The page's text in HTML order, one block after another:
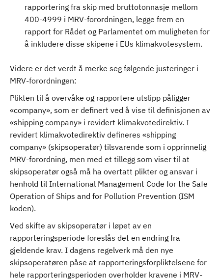
rapportering fra skip med bruttotonnasje mellom
400-4999 i MRV-forordningen, legge frem en
rapport for Rådet og Parlamentet om muligheten for
å inkludere disse skipene i EUs klimakvotesystem.
Videre er det verdt å merke seg følgende justeringer i
MRV-forordningen:
Plikten til å overvåke og rapportere utslipp påligger
«company», som er definert ved å vise til definisjonen av
«shipping company» i revidert klimakvotedirektiv. I
revidert klimakvotedirektiv defineres «shipping
company» (skipsoperatør) tilsvarende som i opprinnelig
MRV-forordning, men med et tillegg som viser til at
skipsoperatør også må ha overtatt plikter og ansvar i
henhold til International Management Code for the Safe
Operation of Ships and for Pollution Prevention (ISM
koden).
Ved skifte av skipsoperatør i løpet av en
rapporteringsperiode foreslås det en endring fra
gjeldende krav. I dagens regelverk må den nye
skipsoperatøren påse at rapporteringsforpliktelsene for
hele rapporteringsperioden overholder kravene i MRV-